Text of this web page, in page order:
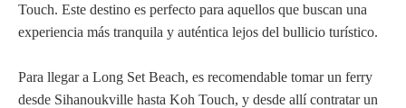
Touch. Este destino es perfecto para aquellos que buscan una
experiencia más tranquila y auténtica lejos del bullicio turístico.
Para llegar a Long Set Beach, es recomendable tomar un ferry
desde Sihanoukville hasta Koh Touch, y desde allí contratar un